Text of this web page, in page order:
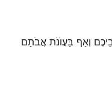
וְאַף בַּעֲוֺנֹת אֲבֹתָם